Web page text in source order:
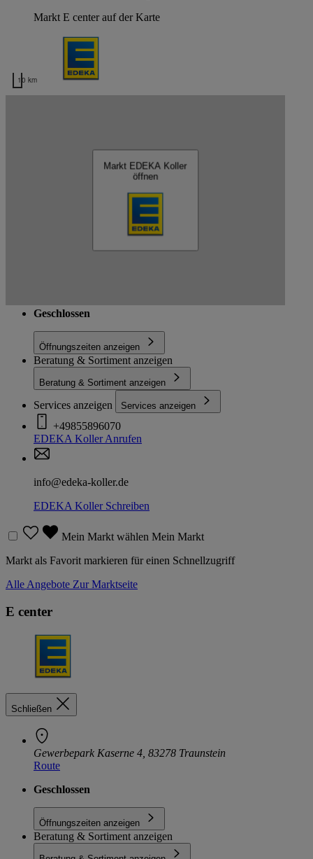
Markt E center auf der Karte
Markt EDEKA Koller
öffnen
10 km
Geschlossen
Öffnungszeiten anzeigen
Beratung & Sortiment anzeigen
Beratung & Sortiment anzeigen
Services anzeigen Services anzeigen
+49855896070
EDEKA KollerAnrufen
info@edeka-koller.de
EDEKA KollerSchreiben
Mein Markt wählen Mein Markt
Markt als Favorit markieren für einen Schnellzugriff
Alle Angebote Zur Marktseite
E center
Schließen
Gewerbepark Kaserne 4, 83278 Traunstein
Route
Geschlossen
Öffnungszeiten anzeigen
Beratung & Sortiment anzeigen